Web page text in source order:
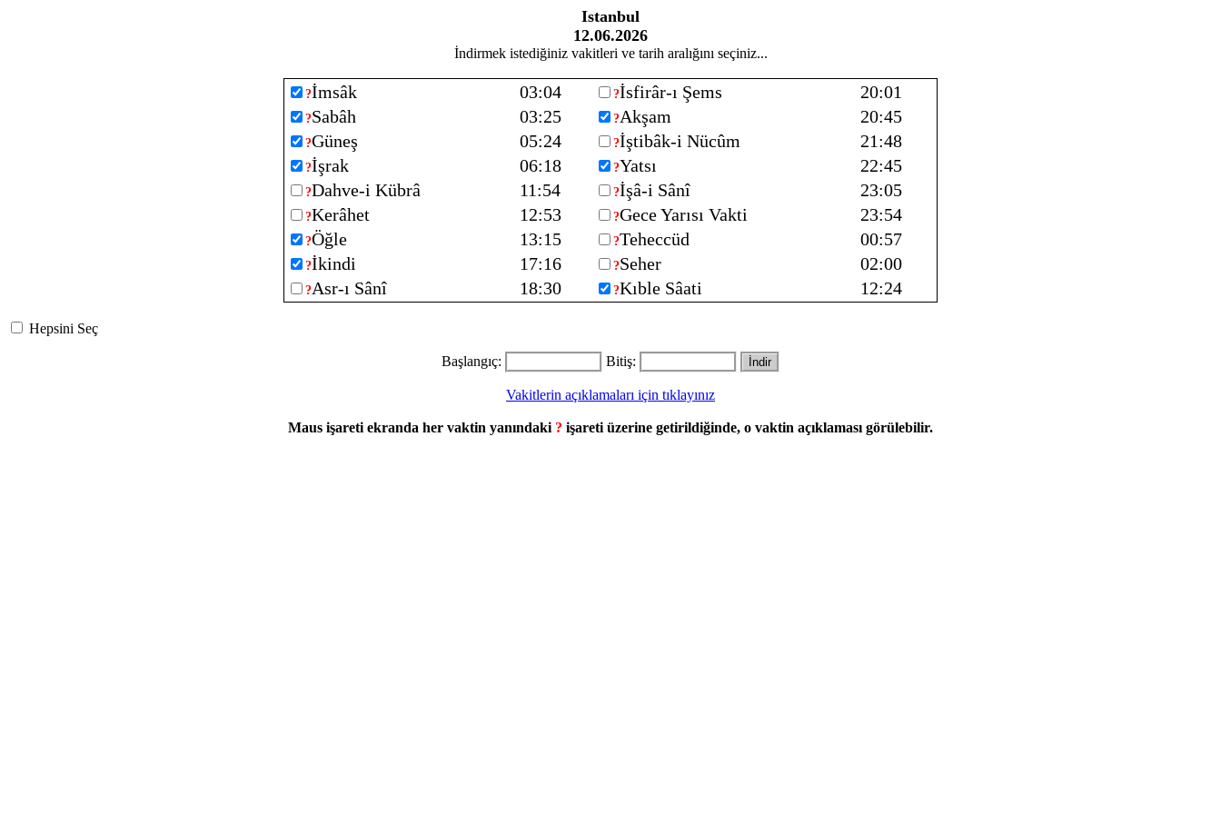
Istanbul
12.06.2026
İndirmek istediğiniz vakitleri ve tarih aralığını seçiniz...
?İmsâk 03:04 ?İsfirâr-ı Şems 20:01
?Sabâh 03:25 ?Akşam 20:45
?Güneş 05:24 ?İştibâk-i Nücûm 21:48
?İşrak 06:18 ?Yatsı 22:45
?Dahve-i Kübrâ 11:54 ?İşâ-i Sânî 23:05
?Kerâhet 12:53 ?Gece Yarısı Vakti 23:54
?Öğle 13:15 ?Teheccüd 00:57
?İkindi 17:16 ?Seher 02:00
?Asr-ı Sânî 18:30 ?Kıble Sâati 12:24
Hepsini Seç
Başlangıç: Bitiş:
Vakitlerin açıklamaları için tıklayınız
Maus işareti ekranda her vaktin yanındaki ? işareti üzerine getirildiğinde, o vaktin açıklaması görülebilir.